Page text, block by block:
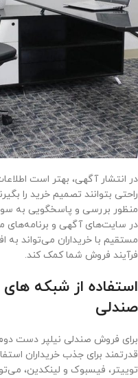
در انتشار آگهی، بهتر است
راحتی بتوانند تصمیم خرید را
منظور بررسی و پاسخگویی به
در سایت‌های آگهی و برنامه‌های
مستقیم با خریداران می‌تواند به
فرآیند فروش شما کمک کند.
استفاده از شبکه
صندلی
برای فروش صندلی نیلپر دست
قدرتمند برای جذب خریداران
توییتر، فیسبوک و لینکدین،